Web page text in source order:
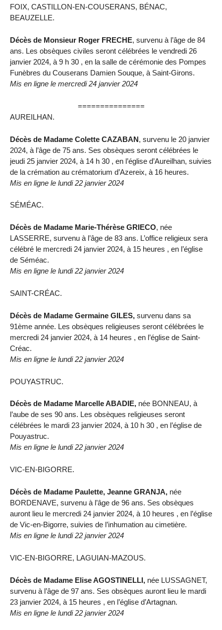
FOIX, CASTILLON-EN-COUSERANS, BÉNAC,
BEAUZELLE.
Décès de Monsieur Roger FRECHE, survenu à l’âge de 84
ans. Les obsèques civiles seront célébrées le vendredi 26
janvier 2024, à 9 h 30 , en la salle de cérémonie des Pompes
Funèbres du Couserans Damien Souque, à Saint-Girons.
Mis en ligne le mercredi 24 janvier 2024
===============
AUREILHAN.
Décès de Madame Colette CAZABAN, survenu le 20 janvier
2024, à l’âge de 75 ans. Ses obsèques seront célébrées le
jeudi 25 janvier 2024, à 14 h 30 , en l’église d’Aureilhan, suivies
de la crémation au crématorium d’Azereix, à 16 heures.
Mis en ligne le lundi 22 janvier 2024
SÉMÉAC.
Décès de Madame Marie-Thérèse GRIECO, née
LASSERRE, survenu à l’âge de 83 ans. L’office religieux sera
célébré le mercredi 24 janvier 2024, à 15 heures , en l’église
de Séméac.
Mis en ligne le lundi 22 janvier 2024
SAINT-CRÉAC.
Décès de Madame Germaine GILES, survenu dans sa
91ème année. Les obsèques religieuses seront célébrées le
mercredi 24 janvier 2024, à 14 heures , en l’église de Saint-
Créac.
Mis en ligne le lundi 22 janvier 2024
POUYASTRUC.
Décès de Madame Marcelle ABADIE, née BONNEAU, à
l’aube de ses 90 ans. Les obsèques religieuses seront
célébrées le mardi 23 janvier 2024, à 10 h 30 , en l’église de
Pouyastruc.
Mis en ligne le lundi 22 janvier 2024
VIC-EN-BIGORRE.
Décès de Madame Paulette, Jeanne GRANJA, née
BORDENAVE, survenu à l’âge de 96 ans. Ses obsèques
auront lieu le mercredi 24 janvier 2024, à 10 heures , en l’église
de Vic-en-Bigorre, suivies de l’inhumation au cimetière.
Mis en ligne le lundi 22 janvier 2024
VIC-EN-BIGORRE, LAGUIAN-MAZOUS.
Décès de Madame Elise AGOSTINELLI, née LUSSAGNET,
survenu à l’âge de 97 ans. Ses obsèques auront lieu le mardi
23 janvier 2024, à 15 heures , en l’église d’Artagnan.
Mis en ligne le lundi 22 janvier 2024